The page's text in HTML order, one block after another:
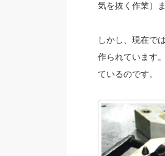
気を抜く作業）
しかし、現在で
作られています
ているのです。